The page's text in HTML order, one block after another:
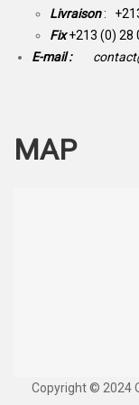
Livraison:
Fix +213 (0) 28
E-mail :
MAP
Copyright © 2024